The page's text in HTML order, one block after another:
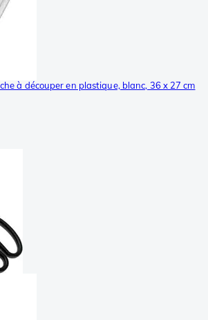
à découper en plastique, blanc, 36 x 27 cm